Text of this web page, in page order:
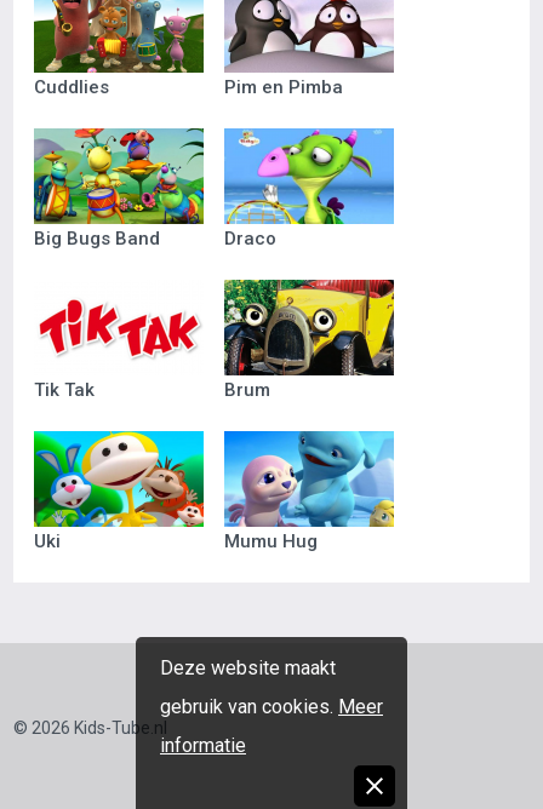
Cuddlies Pim en Pimba
Big Bugs Band Draco
Tik Tak Brum
Uki Mumu Hug
Deze website maakt
gebruik van cookies. Meer
informatie
© 2026 Kids-Tube.nl